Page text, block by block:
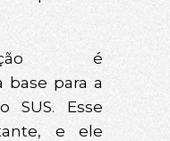
é
base para a
SUS. Esse
e ele